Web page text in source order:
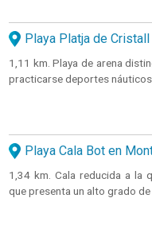
Playa Platja de
1,11 km. Playa de arena
practicarse deportes
Playa Cala Bot en
1,34 km. Cala reducida a la
que presenta un alto grado de